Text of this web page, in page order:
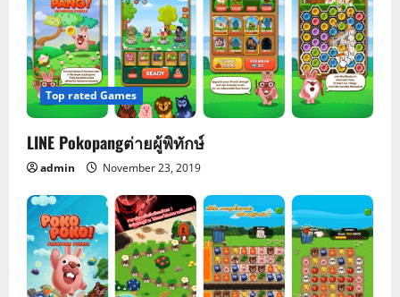
Top rated Games
LINE Pokopangต่ายผู้พิทักษ์
admin November 23, 2019